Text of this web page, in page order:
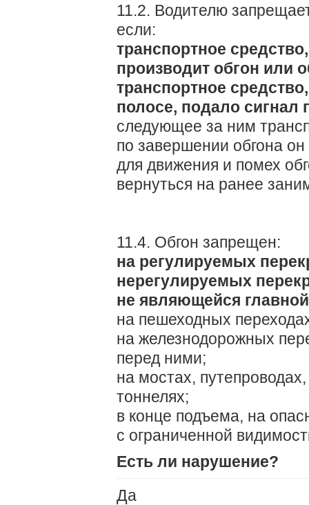
11.2. Водителю
если:
транспортное
производит обгон или
транспортное
полосе, подало сигнал
следующее за ним
по завершении обгона
для движения и помех
вернуться на ранее
11.4. Обгон запрещен:
на регулируемых
нерегулируемых
не являющейся
на пешеходных
на железнодорожных
перед ними;
на мостах,
тоннелях;
в конце подъема, на
с ограниченной
Есть ли нарушение?
Да